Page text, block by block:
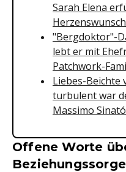
Sarah Elena
Herzenswunsch
"Bergdoktor"-
lebt er mit
Patchwork-
Liebes-Beichte
turbulent war
Massimo Sinató
Offene Worte